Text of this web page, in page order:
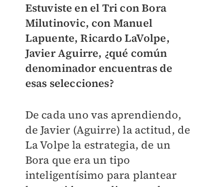
Estuviste en el Tri con Bora
Milutinovic, con Manuel
Lapuente, Ricardo LaVolpe,
Javier Aguirre, ¿qué común
denominador encuentras de
esas selecciones?
De cada uno vas aprendiendo,
de Javier (Aguirre) la actitud, de
La Volpe la estrategia, de un
Bora que era un tipo
inteligentísimo para plantear